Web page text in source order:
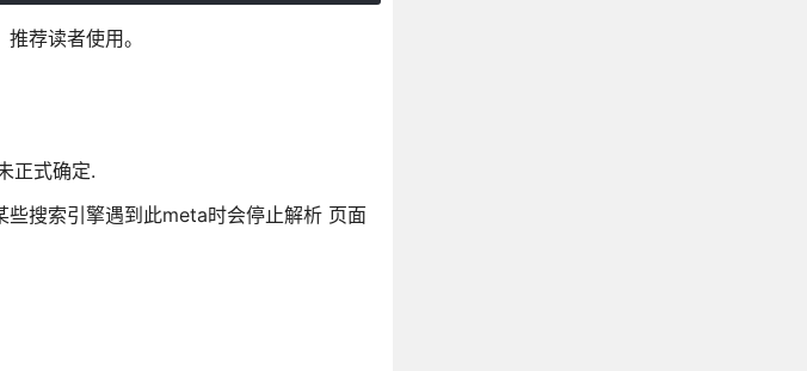
荐读者使用。
正式确定.
搜索引擎遇到此meta时会停止解析 页面